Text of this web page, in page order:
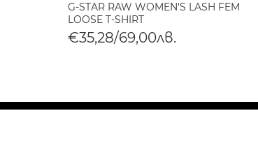
G-STAR RAW WOMEN'S LASH FEM
LOOSE T-SHIRT
€35,28/69,00лв.